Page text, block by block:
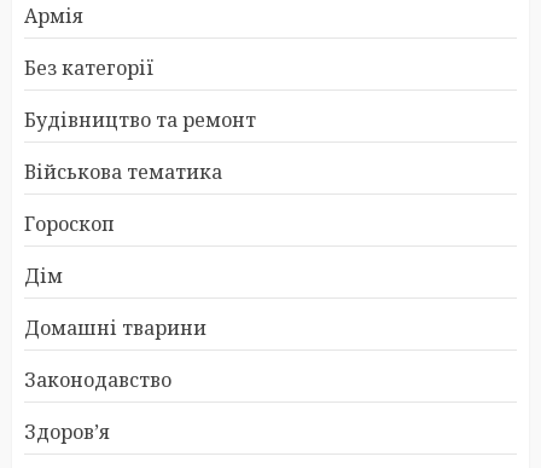
Армія
Без категорії
Будівництво та ремонт
Військова тематика
Гороскоп
Дім
Домашні тварини
Законодавство
Здоров’я